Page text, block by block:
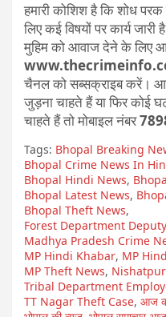
हमारी कोशिश है कि शोध
लिए कई विषयों पर कार्य
मुहिम को आवाज देने के लिए
चैनल को सब्सक्राइब करें।
जुड़ना चाहते हैं या फिर कोई
चाहते हैं तो मोबाइल नंबर
Tags: Bhopal Breaking
Bhopal Crime News In
Bhopal Hindi News,
Bhopal Latest News,
Bhopal Theft News,
Forest Department
Madhya Pradesh Crime
MP Hindi Khabar, MP
MP Theft News,
Tribal Department
TT Nagar Theft Case, आज